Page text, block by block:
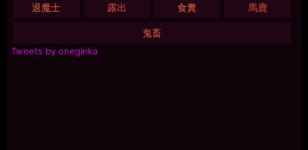
退魔士 露出 食糞 馬鹿
鬼畜
Tweets by oneginka